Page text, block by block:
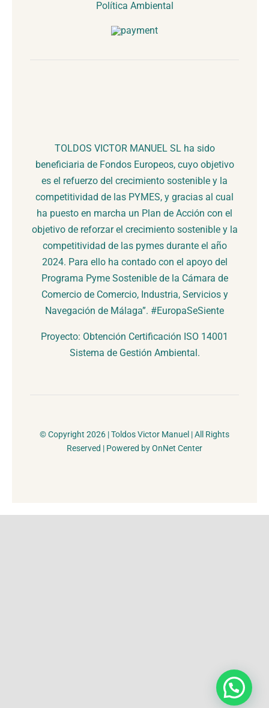
Política Ambiental
TOLDOS VICTOR MANUEL SL ha sido
beneficiaria de Fondos Europeos, cuyo objetivo
es el refuerzo del crecimiento sostenible y la
competitividad de las PYMES, y gracias al cual
ha puesto en marcha un Plan de Acción con el
objetivo de reforzar el crecimiento sostenible y la
competitividad de las pymes durante el año
2024. Para ello ha contado con el apoyo del
Programa Pyme Sostenible de la Cámara de
Comercio de Comercio, Industria, Servicios y
Navegación de Málaga”. #EuropaSeSiente
Proyecto: Obtención Certificación ISO 14001
Sistema de Gestión Ambiental.
© Copyright 2026 | Toldos Victor Manuel | All Rights
Reserved | Powered by OnNet Center